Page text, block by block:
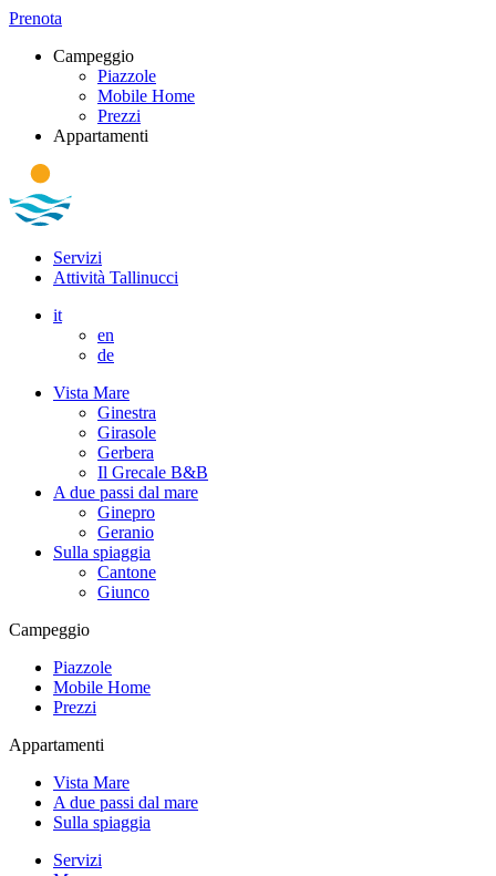
Prenota
Campeggio
Piazzole
Mobile Home
Prezzi
Appartamenti
Servizi
Attività Tallinucci
it
en
de
Vista Mare
Ginestra
Girasole
Gerbera
Il Grecale B&B
A due passi dal mare
Ginepro
Geranio
Sulla spiaggia
Cantone
Giunco
Campeggio
Piazzole
Mobile Home
Prezzi
Appartamenti
Vista Mare
A due passi dal mare
Sulla spiaggia
Servizi